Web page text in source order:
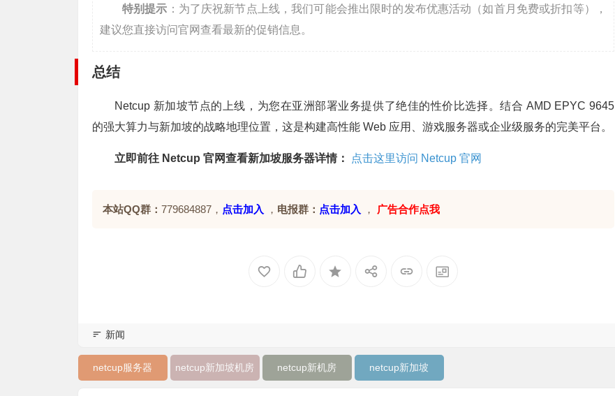
特别提示 ：为了庆祝新节点上线，我们可能会推出限时的发布优惠活动（如首月免费或折扣等），
建议您直接访问官网查看最新的促销信息。
总结
Netcup 新加坡节点的上线，为您在亚洲部署业务提供了绝佳的性价比选择。结合 AMD EPYC 9645
的强大算力与新加坡的战略地理位置，这是构建高性能 Web 应用、游戏服务器或企业级服务的完美平台。
立即前往 Netcup 官网查看新加坡服务器详情： 点击这里访问 Netcup 官网
本站QQ群： 779684887， 点击加入 ， 电报群： 点击加入 ， 广告合作点我
新闻
netcup服务器 netcup新加坡机房 netcup新机房 netcup新加坡